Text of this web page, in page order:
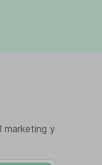
marketing y